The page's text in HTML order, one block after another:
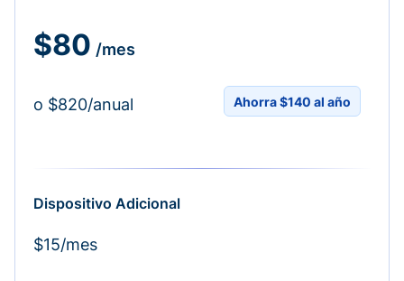
$80 /mes
o $820/anual Ahorra $140 al año
Dispositivo Adicional
$15/mes